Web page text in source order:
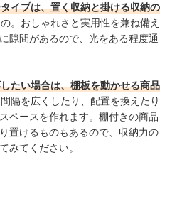
イプは、置く収納と掛ける収納の
。おしゃれさと実用性を兼ね備え
隙間があるので、光をある程度通
たい場合は、棚板を動かせる商品
隔を広くしたり、配置を換えたり
ペースを作れます。棚付きの商品
置けるものもあるので、収納力の
みてください。